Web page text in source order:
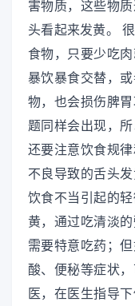
害物质，这些物
头看起来发黄。
食物，只要少吃
暴饮暴食交替，
物，也会损伤脾
题同样会出现，
还要注意饮食规
不良导致的舌头
饮食不当引起的
黄，通过吃清淡
需要特意吃药；
酸、便秘等症状
医，在医生指导